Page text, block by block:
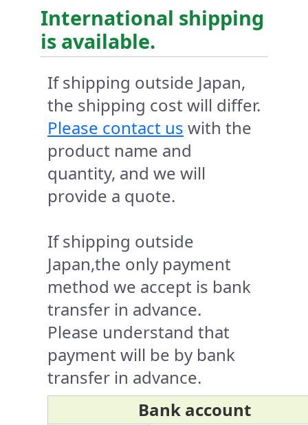
International shipping
is available.
If shipping outside Japan,
the shipping cost will differ.
Please contact us with the
product name and
quantity, and we will
provide a quote.
If shipping outside
Japan,the only payment
method we accept is bank
transfer in advance.
Please understand that
payment will be by bank
transfer in advance.
Bank account